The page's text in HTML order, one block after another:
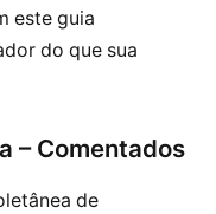
este guia
do que sua
– Comentados
de